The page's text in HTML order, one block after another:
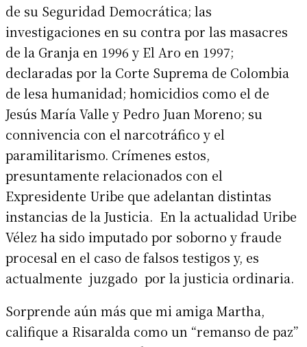
de su Seguridad Democrática; las
investigaciones en su contra por las masacres
de la Granja en 1996 y El Aro en 1997;
declaradas por la Corte Suprema de Colombia
de lesa humanidad; homicidios como el de
Jesús María Valle y Pedro Juan Moreno; su
connivencia con el narcotráfico y el
paramilitarismo. Crímenes estos,
presuntamente relacionados con el
Expresidente Uribe que adelantan distintas
instancias de la Justicia. En la actualidad Uribe
Vélez ha sido imputado por soborno y fraude
procesal en el caso de falsos testigos y, es
actualmente juzgado por la justicia ordinaria.
Sorprende aún más que mi amiga Martha,
califique a Risaralda como un “remanso de paz”